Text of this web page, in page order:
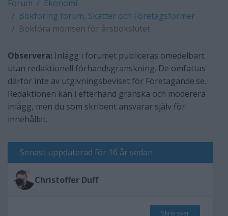
Forum
Ekonomi
Bokföring forum, Skatter och Företagsformer
Bokföra momsen för årsbokslutet
Observera: Inlägg i forumet publiceras omedelbart
utan redaktionell förhandsgranskning. De omfattas
därför inte av utgivningsbeviset för Företagande.se.
Redaktionen kan i efterhand granska och moderera
inlägg, men du som skribent ansvarar själv för
innehållet.
Senast uppdaterad för 16 år sedan
Christoffer Duff
Skriv svar